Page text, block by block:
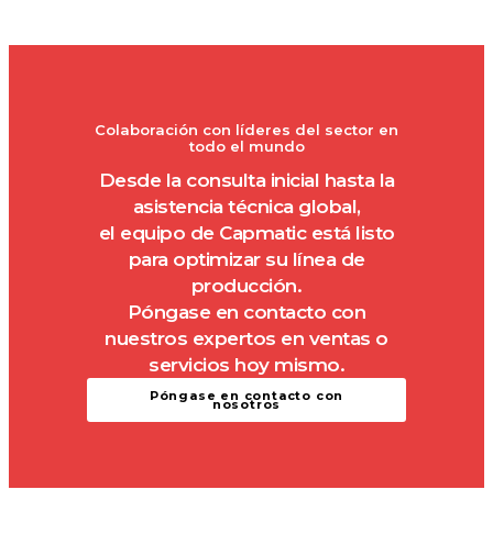
Colaboración con líderes del sector en
todo el mundo
Desde la consulta inicial hasta la
asistencia técnica global,
el equipo de Capmatic está listo
para optimizar su línea de
producción.
Póngase en contacto con
nuestros expertos en ventas o
servicios hoy mismo.
Póngase en contacto con
nosotros